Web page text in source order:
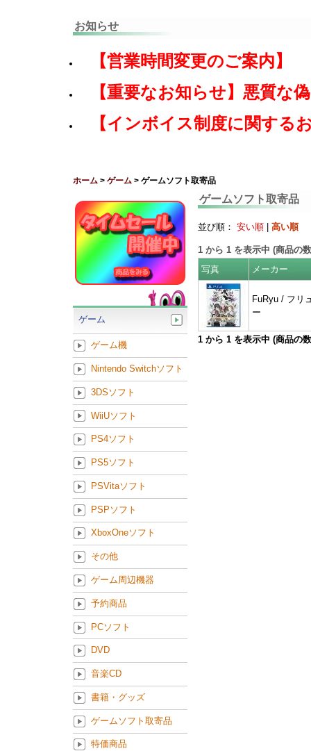
お知らせ
【営業時間変更のご案内】
【重要なお知らせ】悪質な
【インボイス制度に関する
ホーム > ゲーム > ゲームソフト取寄品
ゲームソフト取寄品
並び順： 安い順 高い順
1 から 1 を表示中 (商品の
写真
メーカー
FuRyu / フリ
ー
1 から 1 を表示中 (商品の
ゲーム
ゲーム機
Nintendo Switchソフト
3DSソフト
WiiUソフト
PS4ソフト
PS5ソフト
PSVitaソフト
PSPソフト
XboxOneソフト
その他
ゲーム周辺機器
予約商品
PCソフト
DVD
音楽CD
書籍・グッズ
ゲームソフト取寄品
特価商品